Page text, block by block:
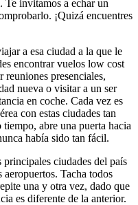
Te invitamos a echar un
¡Quizá encuentres
a esa ciudad a la que le
encontrar vuelos low cost
reuniones presenciales,
nueva o visitar a un ser
en coche. Cada vez es
con estas ciudades tan
abre una puerta hacia
había sido tan fácil.
ciudades del país
aeropuertos. Tacha todos
una y otra vez, dado que
es diferente de la anterior.